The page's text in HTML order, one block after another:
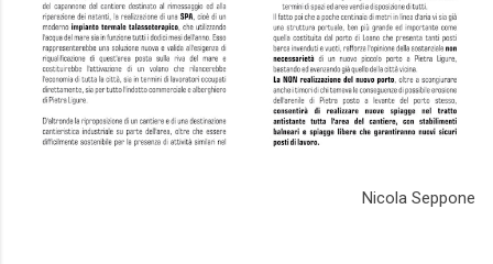
Nicola Seppone